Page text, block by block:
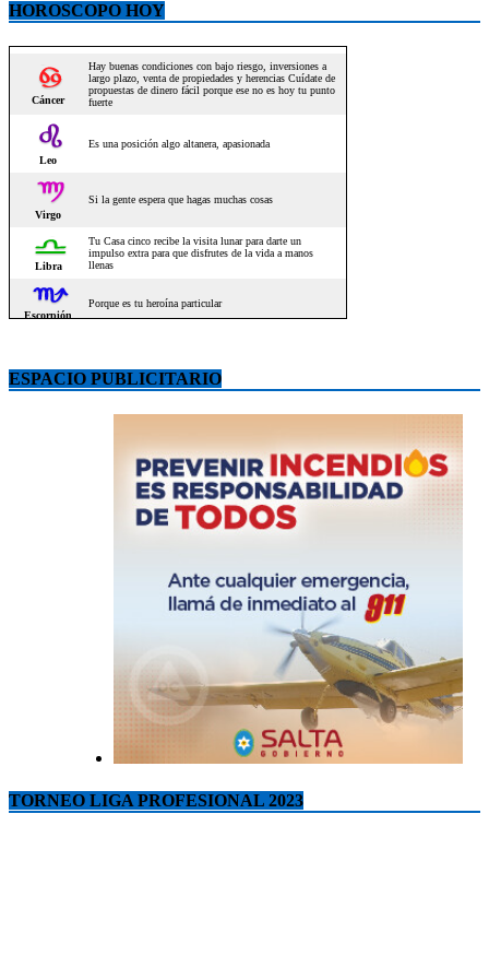
HOROSCOPO HOY
ESPACIO PUBLICITARIO
TORNEO LIGA PROFESIONAL 2023